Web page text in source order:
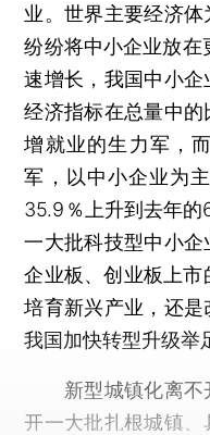
业。世界主要经济体
纷纷将中小企业放
速增长，我国中小
经济指标在总量中
增就业的生力军，
军，以中小企业为
35.9％上升到去年的
一大批科技型中小
企业板、创业板上市
培育新兴产业，还
我国加快转型升级举
新型城镇化离不
开一大批扎根城镇